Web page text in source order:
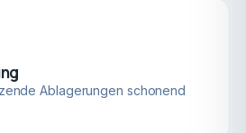
Ablagerungen schonend